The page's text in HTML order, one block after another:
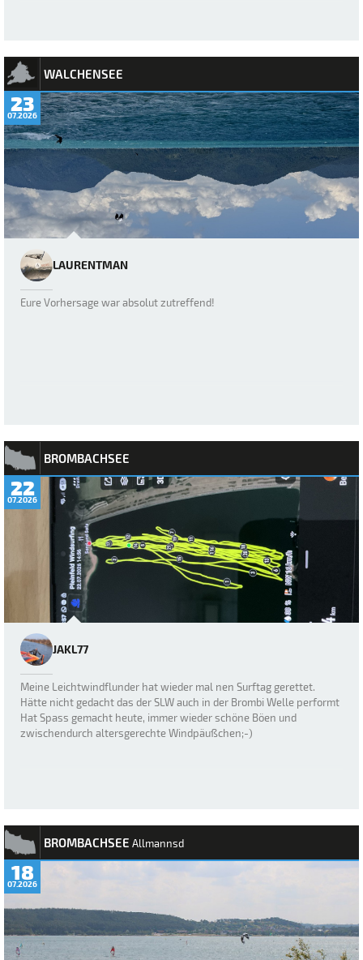
WALCHENSEE
23
07.2026
LAURENTMAN
Eure Vorhersage war absolut zutreffend!
BROMBACHSEE
22
07.2026
JAKL77
Meine Leichtwindflunder hat wieder mal nen Surftag gerettet.
Hätte nicht gedacht das der SLW auch in der Brombi Welle performt
Hat Spass gemacht heute, immer wieder schöne Böen und
zwischendurch altersgerechte Windpäußchen;-)
BROMBACHSEE Allmannsd
18
07.2026